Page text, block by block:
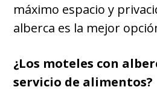
máximo espacio y
alberca es la mejor
¿Los moteles con
servicio de alimentos?